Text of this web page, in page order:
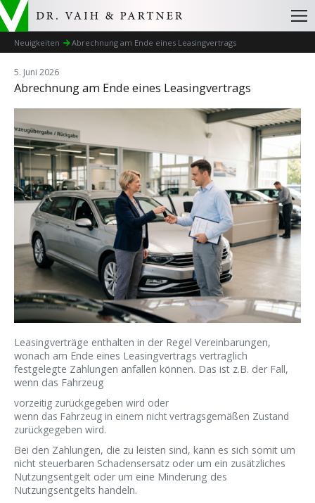
Neuigkeiten Abrechnung am Ende eines Leasingvertrags
5. Juni 2026
Abrechnung am Ende eines Leasingvertrags
Leasingverträge enthalten in der Regel Vereinbarungen,
wonach am Ende eines Leasingvertrags vertraglich
festgelegte Zahlungen anfallen können. Das ist z.B. der Fall,
wenn das Fahrzeug
vorzeitig zurückgegeben wird oder
wenn das Fahrzeug in einem nicht vertragsgemäßen Zustand
zurückgegeben wird.
Bei den Zahlungen, die zu leisten sind, kann es sich somit um
nicht steuerbaren Schadensersatz oder um ein zusätzliches
Nutzungsentgelt oder um eine Minderung des
Nutzungsentgelts handeln.